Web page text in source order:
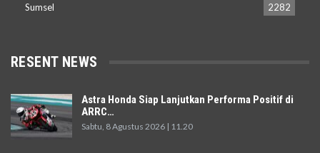
Sumsel 2282
RESENT NEWS
Astra Honda Siap Lanjutkan Performa Positif di
ARRC…
Sabtu, 8 Agustus 2026 | 11.20